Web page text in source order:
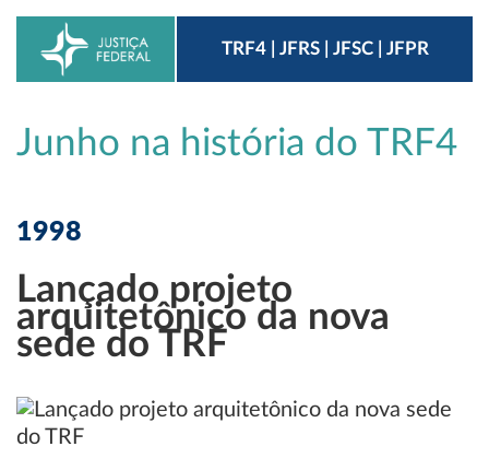
TRF4 | JFRS | JFSC | JFPR
Junho na história do TRF4
1998
Lançado projeto
arquitetônico da nova
sede do TRF